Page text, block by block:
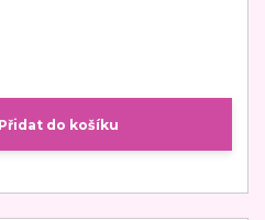
Přidat do košíku